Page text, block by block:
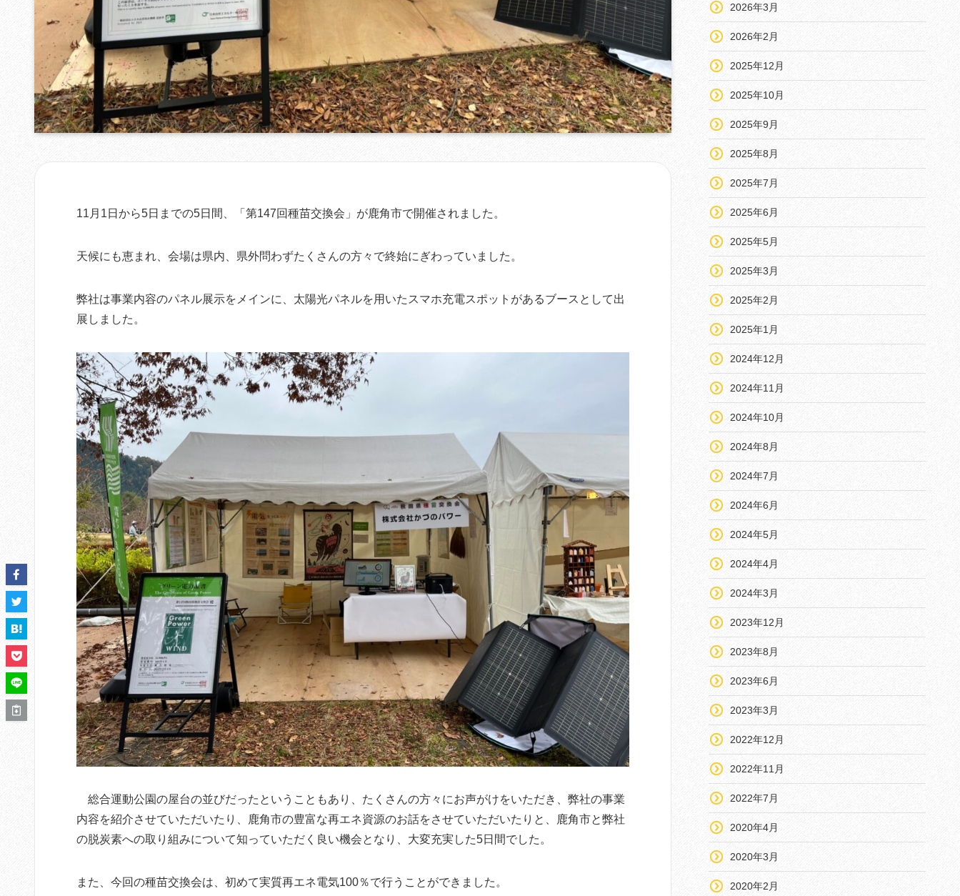
11月1日から5日までの5日間、「第147回種苗交換会」が鹿角市で開催されました。
天候にも恵まれ、会場は県内、県外問わずたくさんの方々で終始にぎわっていました。
弊社は事業内容のパネル展示をメインに、太陽光パネルを用いたスマホ充電スポットがあるブースとして出
展しました。
総合運動公園の屋台の並びだったということもあり、たくさんの方々にお声がけをいただき、弊社の事業
内容を紹介させていただいたり、鹿角市の豊富な再エネ資源のお話をさせていただいたりと、鹿角市と弊社
の脱炭素への取り組みについて知っていただく良い機会となり、大変充実した5日間でした。
また、今回の種苗交換会は、初めて実質再エネ電気100％で行うことができました。
2026年3月
2026年2月
2025年12月
2025年10月
2025年9月
2025年8月
2025年7月
2025年6月
2025年5月
2025年3月
2025年2月
2025年1月
2024年12月
2024年11月
2024年10月
2024年8月
2024年7月
2024年6月
2024年5月
2024年4月
2024年3月
2023年12月
2023年8月
2023年6月
2023年3月
2022年12月
2022年11月
2022年7月
2020年4月
2020年3月
2020年2月